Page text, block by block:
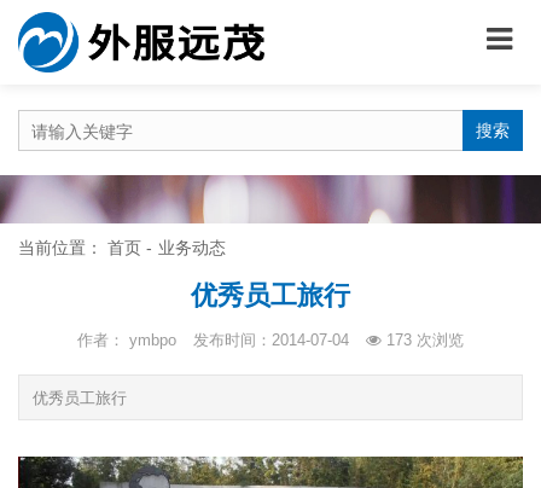
搜索
当前位置： 首页 业务动态
优秀员工旅行
作者： ymbpo 发布时间：2014-07-04 173 次浏览
优秀员工旅行